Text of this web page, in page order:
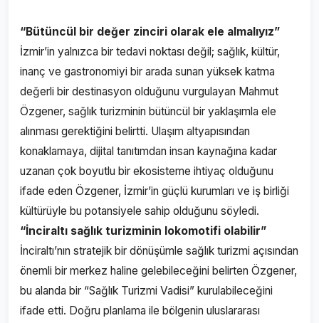
“Bütüncül bir değer zinciri olarak ele almalıyız”
İzmir’in yalnızca bir tedavi noktası değil; sağlık, kültür,
inanç ve gastronomiyi bir arada sunan yüksek katma
değerli bir destinasyon olduğunu vurgulayan Mahmut
Özgener, sağlık turizminin bütüncül bir yaklaşımla ele
alınması gerektiğini belirtti. Ulaşım altyapısından
konaklamaya, dijital tanıtımdan insan kaynağına kadar
uzanan çok boyutlu bir ekosisteme ihtiyaç olduğunu
ifade eden Özgener, İzmir’in güçlü kurumları ve iş birliği
kültürüyle bu potansiyele sahip olduğunu söyledi.
“İnciraltı sağlık turizminin lokomotifi olabilir”
İnciraltı’nın stratejik bir dönüşümle sağlık turizmi açısından
önemli bir merkez haline gelebileceğini belirten Özgener,
bu alanda bir “Sağlık Turizmi Vadisi” kurulabileceğini
ifade etti. Doğru planlama ile bölgenin uluslararası